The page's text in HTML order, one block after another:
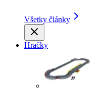
Všetky články
Hračky